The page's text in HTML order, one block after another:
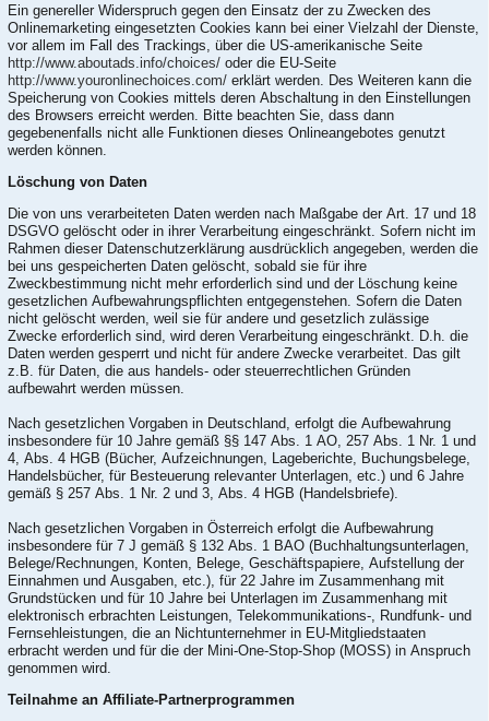
Ein genereller Widerspruch gegen den Einsatz der zu Zwecken des
Onlinemarketing eingesetzten Cookies kann bei einer Vielzahl der Dienste,
vor allem im Fall des Trackings, über die US-amerikanische Seite
http://www.aboutads.info/choices/ oder die EU-Seite
http://www.youronlinechoices.com/ erklärt werden. Des Weiteren kann die
Speicherung von Cookies mittels deren Abschaltung in den Einstellungen
des Browsers erreicht werden. Bitte beachten Sie, dass dann
gegebenenfalls nicht alle Funktionen dieses Onlineangebotes genutzt
werden können.
Löschung von Daten
Die von uns verarbeiteten Daten werden nach Maßgabe der Art. 17 und 18
DSGVO gelöscht oder in ihrer Verarbeitung eingeschränkt. Sofern nicht im
Rahmen dieser Datenschutzerklärung ausdrücklich angegeben, werden die
bei uns gespeicherten Daten gelöscht, sobald sie für ihre
Zweckbestimmung nicht mehr erforderlich sind und der Löschung keine
gesetzlichen Aufbewahrungspflichten entgegenstehen. Sofern die Daten
nicht gelöscht werden, weil sie für andere und gesetzlich zulässige
Zwecke erforderlich sind, wird deren Verarbeitung eingeschränkt. D.h. die
Daten werden gesperrt und nicht für andere Zwecke verarbeitet. Das gilt
z.B. für Daten, die aus handels- oder steuerrechtlichen Gründen
aufbewahrt werden müssen.
Nach gesetzlichen Vorgaben in Deutschland, erfolgt die Aufbewahrung
insbesondere für 10 Jahre gemäß §§ 147 Abs. 1 AO, 257 Abs. 1 Nr. 1 und
4, Abs. 4 HGB (Bücher, Aufzeichnungen, Lageberichte, Buchungsbelege,
Handelsbücher, für Besteuerung relevanter Unterlagen, etc.) und 6 Jahre
gemäß § 257 Abs. 1 Nr. 2 und 3, Abs. 4 HGB (Handelsbriefe).
Nach gesetzlichen Vorgaben in Österreich erfolgt die Aufbewahrung
insbesondere für 7 J gemäß § 132 Abs. 1 BAO (Buchhaltungsunterlagen,
Belege/Rechnungen, Konten, Belege, Geschäftspapiere, Aufstellung der
Einnahmen und Ausgaben, etc.), für 22 Jahre im Zusammenhang mit
Grundstücken und für 10 Jahre bei Unterlagen im Zusammenhang mit
elektronisch erbrachten Leistungen, Telekommunikations-, Rundfunk- und
Fernsehleistungen, die an Nichtunternehmer in EU-Mitgliedstaaten
erbracht werden und für die der Mini-One-Stop-Shop (MOSS) in Anspruch
genommen wird.
Teilnahme an Affiliate-Partnerprogrammen